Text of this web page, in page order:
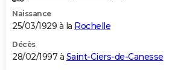
Naissance
25/03/1929 à la Rochelle
Décès
28/02/1997 à Saint-Ciers-de-Canesse